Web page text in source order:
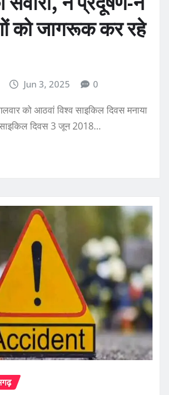
को जागरूक कर रहे
Jun 3, 2025 0
को आठवां विश्व साइकिल दिवस मनाया
साइकिल दिवस 3 जून 2018…